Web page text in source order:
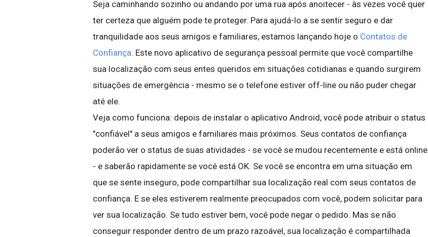
Seja caminhando sozinho ou andando por uma rua após anoitecer - às vezes você quer
ter certeza que alguém pode te proteger. Para ajudá-lo a se sentir seguro e dar
tranquilidade aos seus amigos e familiares, estamos lançando hoje o Contatos de
Confiança. Este novo aplicativo de segurança pessoal permite que você compartilhe
sua localização com seus entes queridos em situações cotidianas e quando surgirem
situações de emergência - mesmo se o telefone estiver off-line ou não puder chegar
até ele.
Veja como funciona: depois de instalar o aplicativo Android, você pode atribuir o status
"confiável" a seus amigos e familiares mais próximos. Seus contatos de confiança
poderão ver o status de suas atividades - se você se mudou recentemente e está online
- e saberão rapidamente se você está OK. Se você se encontra em uma situação em
que se sente inseguro, pode compartilhar sua localização real com seus contatos de
confiança. E se eles estiverem realmente preocupados com você, podem solicitar para
ver sua localização. Se tudo estiver bem, você pode negar o pedido. Mas se não
conseguir responder dentro de um prazo razoável, sua localização é compartilhada